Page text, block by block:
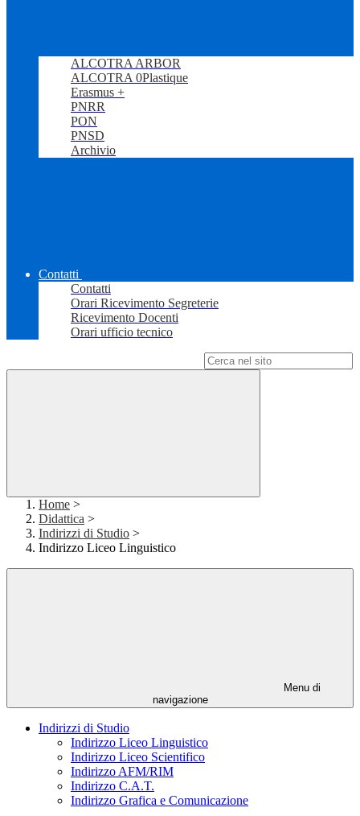
ALCOTRA ARBOR
ALCOTRA 0Plastique
Erasmus +
PNRR
PON
PNSD
Archivio
Contatti
Contatti
Orari Ricevimento Segreterie
Ricevimento Docenti
Orari ufficio tecnico
Home >
Didattica >
Indirizzi di Studio >
Indirizzo Liceo Linguistico
Menu di
navigazione
Indirizzi di Studio
Indirizzo Liceo Linguistico
Indirizzo Liceo Scientifico
Indirizzo AFM/RIM
Indirizzo C.A.T.
Indirizzo Grafica e Comunicazione